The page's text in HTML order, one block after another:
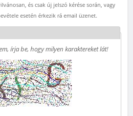
és csak új jelszó kérése során, vagy
esetén érkezik rá email üzenet.
írja be, hogy milyen karaktereket lát!